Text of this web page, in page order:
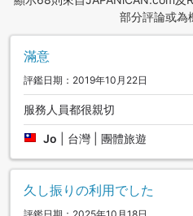
部分評論或為
滿意
評鑑日期：2019年10月22日
服務人員都很親切
Jo 台灣 | 團體旅遊
久し振りの利用でした